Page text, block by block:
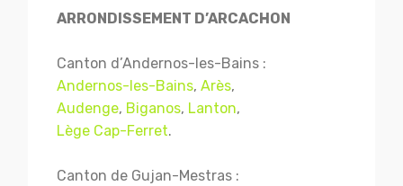
ARRONDISSEMENT D’ARCACHON
Canton d’Andernos-les-Bains :
Andernos-les-Bains, Arès,
Audenge, Biganos, Lanton,
Lège Cap-Ferret.
Canton de Gujan-Mestras :